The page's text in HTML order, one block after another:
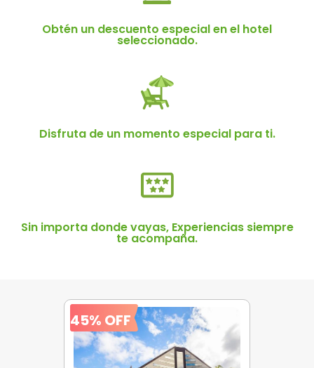
Obtén un descuento especial en el hotel
seleccionado.
Hoteles.
Disfruta de un momento especial para ti.
Regalate gastronomía.
Sin importa donde vayas, Experiencias siempre
te acompaña.
45% OFF